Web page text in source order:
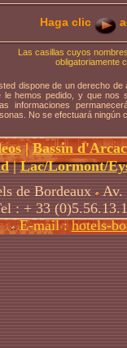
Haga clic
Las casillas cuyos
obligatoriamente
dispone de un derecho
le hemos pedido, y que nos
informaciones
No se efectuará ningún
|Bassin
|Lac/Lormont/
de Bordeaux Av.
: + 33
E-mail :hotels-